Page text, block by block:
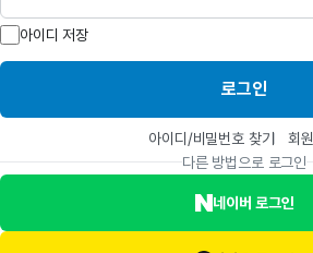
아이디 저장
로그인
아이디/비밀번호 찾기
회
다른 방법으로 로그인
네이버 로그인